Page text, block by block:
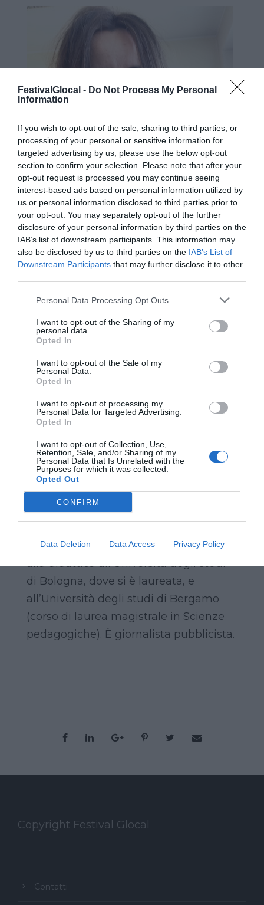
FestivalGlocal - Do Not Process My Personal
Information
If you wish to opt-out of the sale, sharing to third parties, or
processing of your personal or sensitive information for
targeted advertising by us, please use the below opt-out
section to confirm your selection. Please note that after your
opt-out request is processed you may continue seeing
interest-based ads based on personal information utilized by
us or personal information disclosed to third parties prior to
your opt-out. You may separately opt-out of the further
disclosure of your personal information by third parties on the
IAB’s list of downstream participants. This information may
also be disclosed by us to third parties on the IAB’s List of
Downstream Participants that may further disclose it to other
Personal Data Processing Opt Outs
I want to opt-out of the Sharing of my
personal data.
Opted In
I want to opt-out of the Sale of my
Personal Data.
Opted In
I want to opt-out of processing my
Personal Data for Targeted Advertising.
Opted In
I want to opt-out of Collection, Use,
Retention, Sale, and/or Sharing of my
Personal Data that Is Unrelated with the
Purposes for which it was collected.
Opted Out
CONFIRM
Data Deletion Data Access Privacy Policy
Collabora con l’Università IULM dal
1999. Dopo aver svolto attività di
assistenza alla didattica (corso di Teoria
e tecniche del linguaggio giornalistico,
comunicazione in lingua italiana), è
di giornalismo e Giornalismo nell’era
digitale (corso di laurea magistrale in
Televisione, cinema e new media).
Coordina il Master universitario in
Giornalismo, dove insegna. È nel
comitato scientifico del Centro di
ricerca 01Lab-Journalism in the Digital
Age. Data Science, New virtual
Communities, Ethics of Algorithms. Ha
della Svizzera Italiana, ha collaborato
alla didattica all’Università degli studi
di Bologna, dove si è laureata, e
all’Università degli studi di Bergamo
(corso di laurea magistrale in Scienze
pedagogiche). È giornalista pubblicista.
Copyright Festival Glocal
Contatti